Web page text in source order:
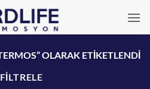
OLARAK ETIKETLENDI
FILTRELE